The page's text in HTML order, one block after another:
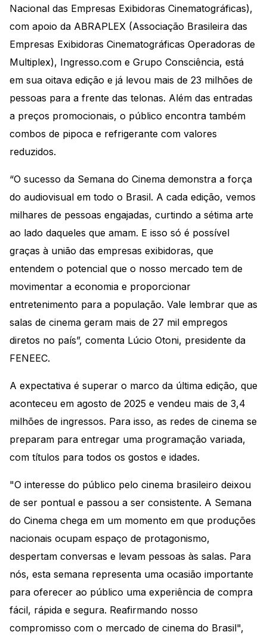
Nacional das Empresas Exibidoras Cinematográficas),
com apoio da ABRAPLEX (Associação Brasileira das
Empresas Exibidoras Cinematográficas Operadoras de
Multiplex), Ingresso.com e Grupo Consciência, está
em sua oitava edição e já levou mais de 23 milhões de
pessoas para a frente das telonas. Além das entradas
a preços promocionais, o público encontra também
combos de pipoca e refrigerante com valores
reduzidos.
“O sucesso da Semana do Cinema demonstra a força
do audiovisual em todo o Brasil. A cada edição, vemos
milhares de pessoas engajadas, curtindo a sétima arte
ao lado daqueles que amam. E isso só é possível
graças à união das empresas exibidoras, que
entendem o potencial que o nosso mercado tem de
movimentar a economia e proporcionar
entretenimento para a população. Vale lembrar que as
salas de cinema geram mais de 27 mil empregos
diretos no país”, comenta Lúcio Otoni, presidente da
FENEEC.
A expectativa é superar o marco da última edição, que
aconteceu em agosto de 2025 e vendeu mais de 3,4
milhões de ingressos. Para isso, as redes de cinema se
preparam para entregar uma programação variada,
com títulos para todos os gostos e idades.
"O interesse do público pelo cinema brasileiro deixou
de ser pontual e passou a ser consistente. A Semana
do Cinema chega em um momento em que produções
nacionais ocupam espaço de protagonismo,
despertam conversas e levam pessoas às salas. Para
nós, esta semana representa uma ocasião importante
para oferecer ao público uma experiência de compra
fácil, rápida e segura. Reafirmando nosso
compromisso com o mercado de cinema do Brasil",